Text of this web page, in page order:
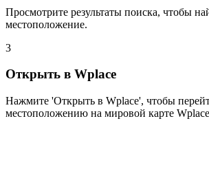
Просмотрите результаты поиска, чтобы
местоположение.
3
Открыть в Wplace
Нажмите 'Открыть в Wplace', чтобы
местоположению на мировой карте